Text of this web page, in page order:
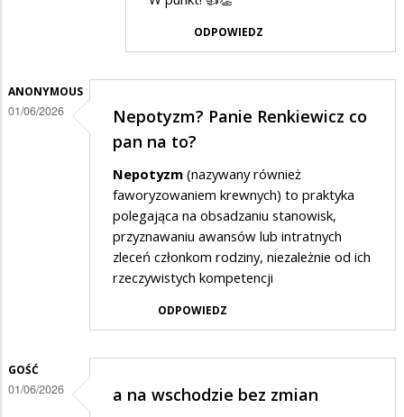
odpowiedzi
na
wschodzie
ODPOWIEDZ
ANONYMOUS
01/06/2026
Nepotyzm? Panie Renkiewicz co
pan na to?
Nepotyzm (nazywany również
faworyzowaniem krewnych) to praktyka
polegająca na obsadzaniu stanowisk,
przyznawaniu awansów lub intratnych
zleceń członkom rodziny, niezależnie od ich
rzeczywistych kompetencji
ODPOWIEDZ
GOŚĆ
01/06/2026 a na wschodzie bez zmian